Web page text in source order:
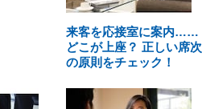
来客を応接室に案内……
どこが上座？ 正しい席次
の原則をチェック！